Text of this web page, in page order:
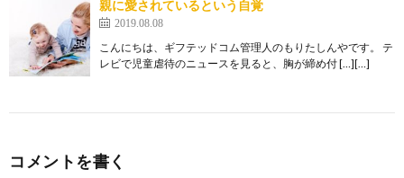
親に愛されているという自覚
2019.08.08
こんにちは、ギフテッドコム管理人のもりたしんやです。 テ
レビで児童虐待のニュースを見ると、胸が締め付 […][…]
コメントを書く